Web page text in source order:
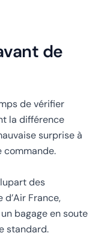
de
de vérifier
la différence
surprise à
commande.
des
d’Air France,
bagage en soute
standard.